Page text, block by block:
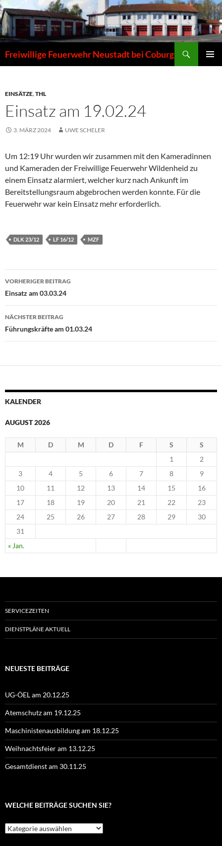
Zum
Inhalt
springen
Freiwillige Feuerwehr Neustadt bei Coburg
EINSÄTZE,THL
Einsatz am 19.02.24
3. MÄRZ 2024 UWE SCHELER
Um 12:19 Uhr wurden wir zusammen mit den Kameradinnen
und Kameraden der Freiwillige Feuerwehr Wildenheid zu
einem Einsatz alarmiert, welcher kurz nach Ankunft im
Bereitstellungsraum abgebrochen werden konnte. Für die
Feuerwehr war kein Einsatz mehr erforderlich.
DLK 23/12 LF 16/12 MZF
Beitragsnavigation
VORHERIGER BEITRAG
Einsatz am 03.03.24
NÄCHSTER BEITRAG
Führungskräfte am 01.03.24
KALENDER
AUGUST 2026
M D M D F S S
« Jan.
1
2
3
4 5 6 7 8
9
10
11 12 13 14 15
16
17
18 19 20 21 22
23
24
25 26 27 28 29
30
31
SERVICEZEITEN
DIENSTPLÄNE AKTUELL
NEUESTE BEITRÄGE
UG-ÖEL am 20.12.25
Atemschutz am 19.12.25
Maschinistenausbildung am 18.12.25
Weihnachtsfeier am 13.12.25
Gesamtdienst am 30.11.25
WELCHE BEITRÄGE SUCHEN SIE?
Welche
Beiträge